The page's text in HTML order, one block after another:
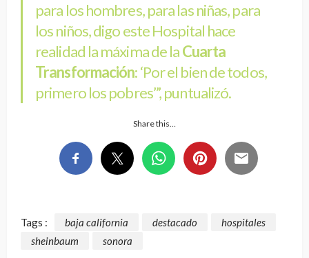
para los hombres, para las niñas, para
los niños, digo este Hospital hace
realidad la máxima de laCuarta
Transformación: ‘Por el bien de todos,
primero los pobres’”, puntualizó.
Share this…
Tags : baja california destacado
hospitales
sheinbaum
sonora